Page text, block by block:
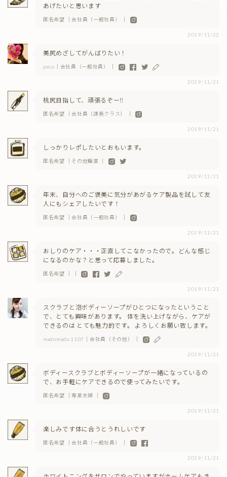
あげたいと思います
匿名希望 ｜会社員（一般社員） ｜
2019/11/22
美尻めざしてがんばりたい！
peco｜会社員（一般社員） ｜
2019/11/21
桃尻目指して、頑張るぞー‼️
匿名希望 ｜会社員（課長クラス） ｜
2019/11/21
しっかりレポしたいとおもいます。
匿名希望 ｜その他職業 ｜
2019/11/21
年末、自分へのご褒美に気分があがるケア製品を試して友
人にもシェアしたいです！
匿名希望 ｜会社員（一般社員） ｜
2019/11/21
おしりのケア・・・正直してこなかったので。どんな感じ
になるのかな？と思って応募しました。
匿名希望 ｜ ｜
2019/11/21
スクラブと泡ボディーソープがひとつになったということ
で、とても興味があります。 体を洗い上げながら、ケアが
できるのは とても魅力的です。 よろしくお願い致します。
madomado.1107｜会社員（その他） ｜
2019/11/21
ボディースクラブとボディーソープが一緒になっているの
で、お手軽にケアできるので使ってみたいです。
匿名希望 ｜専業主婦 ｜
2019/11/21
楽しみです体に合うとうれしいです
匿名希望 ｜会社員（一般社員） ｜
2019/11/21